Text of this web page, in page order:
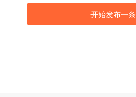
开始发布一条